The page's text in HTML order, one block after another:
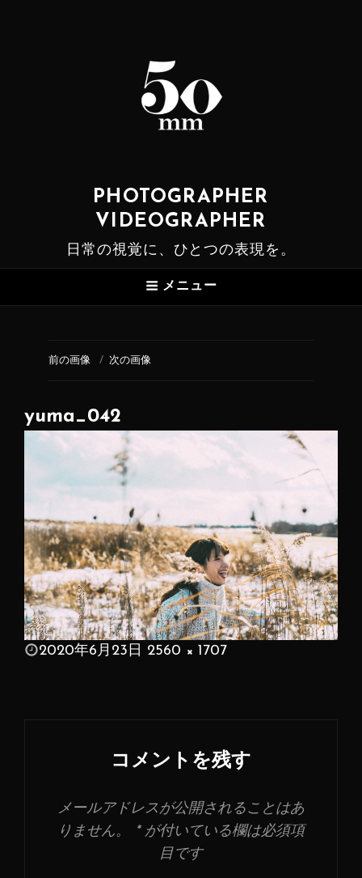
PHOTOGRAPHER
VIDEOGRAPHER
日常の視覚に、ひとつの表現を。
メニュー
前の画像 次の画像
yuma_042
投2020年6月23日 2560 × 1707
コメントを残す
メールアドレスが公開されることはあ
りません。
*が付いている欄は必須項
目です